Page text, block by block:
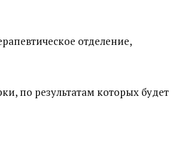
отделение,
по результатам которых будет